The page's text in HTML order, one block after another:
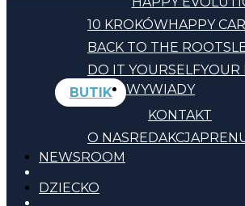
10 KROKÓWHAPPY
BACK TO THE ROOTS
DO IT YOURSELFYOUR
BUTIK
KONTAKT
O NASREDAKCJA
WYWIADY
NEWSROOM
DZIECKO